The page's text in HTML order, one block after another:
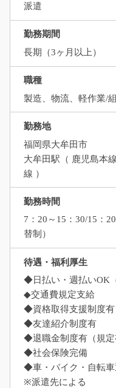
派遣
勤務期間
長期（3ヶ月以上）
職種
製造、物流、軽作業/
勤務地
福岡県大牟田市
大牟田駅（ 鹿児島本
線 ）
勤務時間
7：20～15：30/15：
替制）
待遇・福利厚生
◆日払い・週払いOK
◆交通費規定支給
◆資格取得支援制度有
◆友達紹介制度有
◆退職金制度有（規定
◆社会保険完備
◆車・バイク・自転車
※派遣先による